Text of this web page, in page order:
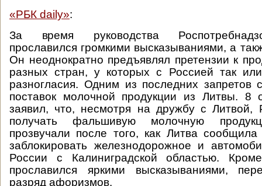
«РБК daily»:
За время руководства
прославился громкими высказываниями, а
Он неоднократно предъявлял претензии к
разных стран, у которых с Россией так
разногласия. Одним из последних запретов
поставок молочной продукции из Литвы. 8
заявил, что, несмотря на дружбу с Литвой,
получать фальшивую молочную
прозвучали после того, как Литва
заблокировать железнодорожное и
России с Калиниградской областью.
прославился яркими высказываниями,
разряд афоризмов.